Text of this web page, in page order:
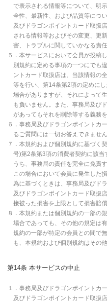
で表示される情報等について、明
全性、最新性、および品質等につ
及びドラゴンポイントカード取扱
される情報等およびその変更、更
害、トラブルに関していかなる責任
５．本サービスにおいて会員が投稿
別規約に定める事項の一つにでも
ントカード取扱店は、当該情報の
等を行い、第14条第2項の定めに
場合がありますが、それによって
も負いません。また、事務局及び
があってもそれを削除等する義務を
６．事務局及びドラゴンポイントカ
るご質問には一切お答えできません
７．本規約および個別規約に基づく
号)第2条第3項の消費者契約に該
うち、事務局の責任を完全に免責
この場合において会員に発生した
為に基づくときは、事務局及びド
及びドラゴンポイントカード取扱
接被った損害を上限として損害賠
８．本規約または個別規約の一部の
場合であっても、その他の規定は
規約の一部が特定の会員との間で
も、本規約および個別規約はその
第14条 本サービスの中止
１．事務局及びドラゴンポイントカ
及びドラゴンポイントカード取扱